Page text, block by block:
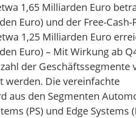
1,65 Milliarden Euro
Euro) und der Free-Cash-
1,25 Milliarden Euro
Euro) – Mit Wirkung ab
der Geschäftssegmente
werden. Die vereinfachte
aus den Segmenten
(PS) und Edge Systems